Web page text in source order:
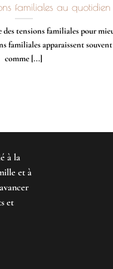
familiales au quotidien
des tensions familiales pour
familiales apparaissent souvent
comme [...]
à la
et à
et